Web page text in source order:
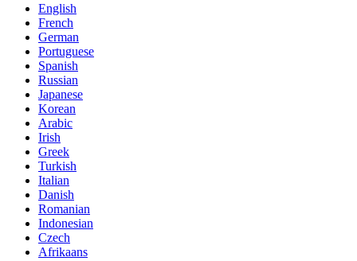
English
French
German
Portuguese
Spanish
Russian
Japanese
Korean
Arabic
Irish
Greek
Turkish
Italian
Danish
Romanian
Indonesian
Czech
Afrikaans